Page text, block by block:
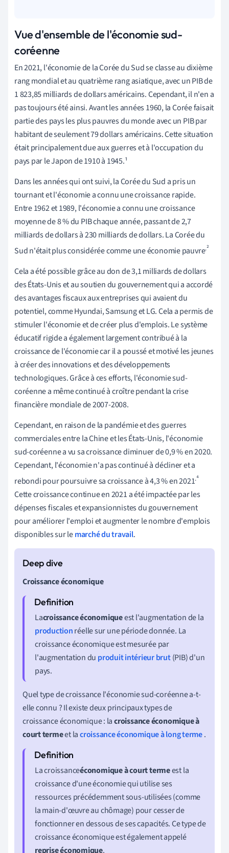
Vue d'ensemble de l'économie sud-
coréenne
En 2021, l'économie de la Corée du Sud se classe au dixième
rang mondial et au quatrième rang asiatique, avec un PIB de
1 823,85 milliards de dollars américains. Cependant, il n'en a
pas toujours été ainsi. Avant les années 1960, la Corée faisait
partie des pays les plus pauvres du monde avec un PIB par
habitant de seulement 79 dollars américains. Cette situation
était principalement due aux guerres et à l'occupation du
pays par le Japon de 1910 à 1945.¹
Dans les années qui ont suivi, la Corée du Sud a pris un
tournant et l'économie a connu une croissance rapide.
Entre 1962 et 1989, l'économie a connu une croissance
moyenne de 8 % du PIB chaque année, passant de 2,7
milliards de dollars à 230 milliards de dollars. La Corée du
Sud n'était plus considérée comme une économie pauvre.²
Cela a été possible grâce au don de 3,1 milliards de dollars
des États-Unis et au soutien du gouvernement qui a accordé
des avantages fiscaux aux entreprises qui avaient du
potentiel, comme Hyundai, Samsung et LG. Cela a permis de
stimuler l'économie et de créer plus d'emplois. Le système
éducatif rigide a également largement contribué à la
croissance de l'économie car il a poussé et motivé les jeunes
à créer des innovations et des développements
technologiques. Grâce à ces efforts, l'économie sud-
coréenne a même continué à croître pendant la crise
financière mondiale de 2007-2008.
Cependant, en raison de la pandémie et des guerres
commerciales entre la Chine et les États-Unis, l'économie
sud-coréenne a vu sa croissance diminuer de 0,9 % en 2020.
Cependant, l'économie n'a pas continué à décliner et a
rebondi pour poursuivre sa croissance à 4,3 % en 2021.⁴
Cette croissance continue en 2021 a été impactée par les
dépenses fiscales et expansionnistes du gouvernement
pour améliorer l'emploi et augmenter le nombre d'emplois
disponibles sur lemarché du travail.
Croissance économique
Lacroissance économiqueest l'augmentation de la
productionréelle sur une période donnée. La
croissance économique est mesurée par
l'augmentation du produit intérieur brut(PIB) d'un
pays.
Quel type de croissance l'économie sud-coréenne a-t-
elle connu ? Il existe deux principaux types de
croissance économique : lacroissance économique à
court termeet lacroissance économique à long terme.
La croissanceéconomique à court termeest la
croissance d'une économie qui utilise ses
ressources précédemment sous-utilisées (comme
la main-d'œuvre au chômage) pour cesser de
fonctionner en dessous de ses capacités. Ce type de
croissance économique est également appelé
reprise économique.